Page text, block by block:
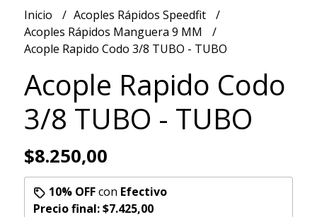
Inicio
Acoples Rápidos Speedfit
Acoples Rápidos Manguera 9 MM
Acople Rapido Codo 3/8 TUBO - TUBO
Acople Rapido Codo
3/8 TUBO - TUBO
$8.250,00
10% OFFcon Efectivo
Precio final:$7.425,00